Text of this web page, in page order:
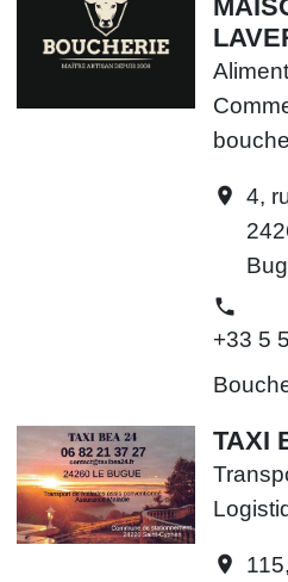
bouche
location_on
4,
phone
+33 5
TAXI
location_on